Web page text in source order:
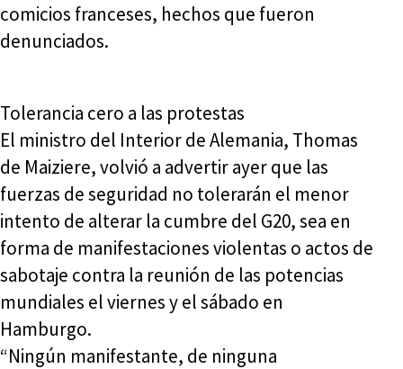
comicios franceses, hechos que fueron
denunciados.
Tolerancia cero a las protestas
El ministro del Interior de Alemania, Thomas
de Maiziere, volvió a advertir ayer que las
fuerzas de seguridad no tolerarán el menor
intento de alterar la cumbre del G20, sea en
forma de manifestaciones violentas o actos de
sabotaje contra la reunión de las potencias
mundiales el viernes y el sábado en
Hamburgo.
“Ningún manifestante, de ninguna